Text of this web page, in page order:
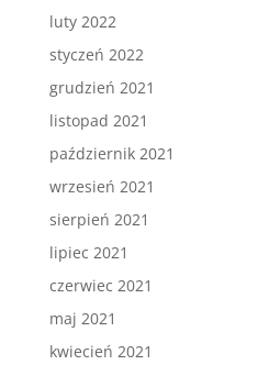
luty 2022
styczeń 2022
grudzień 2021
listopad 2021
październik 2021
wrzesień 2021
sierpień 2021
lipiec 2021
czerwiec 2021
maj 2021
kwiecień 2021